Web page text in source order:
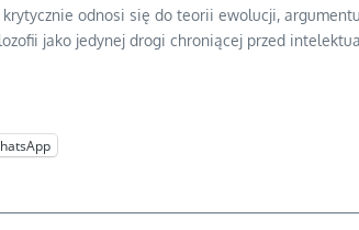
odnosi się do teorii ewolucji,
jako jedynej drogi chroniącej przed